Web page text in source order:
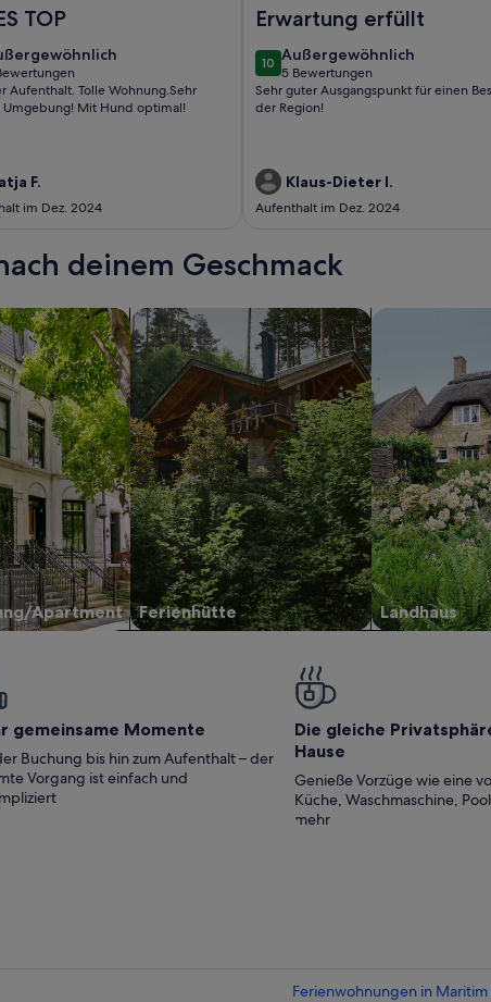
TOP
10
Aufenthalt. Tolle Wohnung.Sehr
Umgebung! Mit Hund optimal!
F.
im Dez. 2024
Erwartung erfüllt
1010 von 10
Außergewöhnlich
außergewöhnlich
5 Bewertungen
(5
bewertungen)
Sehr guter Ausgangspunkt für einen
der Region!
Klaus-Dieter I.
Aufenthalt im Dez. 2024
deinem Geschmack
Apartment
oder Apartments
Ferienhütte
Suche nach Ferienhütten
Landhaus
Suche nach
gemeinsame Momente
Buchung bis hin zum Aufenthalt – der
Vorgang ist einfach und
Die gleiche
Hause
Genieße Vorzüge wie eine
Küche, Waschmaschine,
mehr
Ferienwohnungen in